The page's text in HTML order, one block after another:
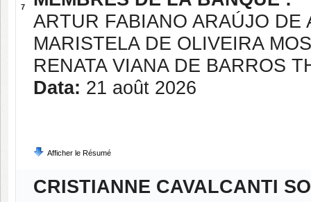
7
ARTUR FABIANO ARAÚJO DE
MARISTELA DE OLIVEIRA
RENATA VIANA DE BARROS
Data: 21 août 2026
Afficher le Résumé
CRISTIANNE CAVALCANTI